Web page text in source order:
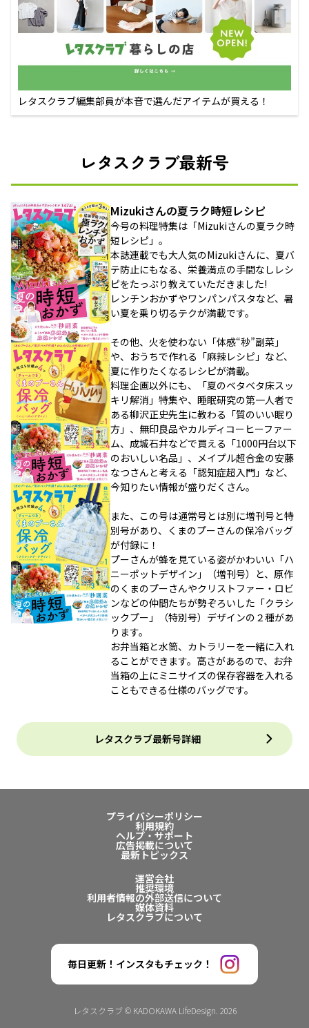
レタスクラブ編集部員が本音で選んだアイテムが買える！
レタスクラブ最新号
Mizukiさんの夏ラク時短レシピ
今号の料理特集は「Mizukiさんの夏ラク時
短レシピ」。
本誌連載でも大人気のMizukiさんに、夏バ
テ防止にもなる、栄養満点の手間なしレシ
ピをたっぷり教えていただきました!
レンチンおかずやワンパンパスタなど、暑
い夏を乗り切るテクが満載です。
その他、火を使わない「体感“秒”副菜」
や、おうちで作れる「麻辣レシピ」など、
夏に作りたくなるレシピが満載。
料理企画以外にも、「夏のベタベタ床スッ
キリ解消」特集や、睡眠研究の第一人者で
ある柳沢正史先生に教わる「質のいい眠り
方」、無印良品やカルディコーヒーファー
ム、成城石井などで買える「1000円台以下
のおいしい名品」、メイプル超合金の安藤
なつさんと考える「認知症超入門」など、
今知りたい情報が盛りだくさん。
また、この号は通常号とは別に増刊号と特
別号があり、くまのプーさんの保冷バッグ
が付録に！
プーさんが蜂を見ている姿がかわいい「ハ
ニーポットデザイン」（増刊号）と、原作
のくまのプーさんやクリストファー・ロビ
ンなどの仲間たちが勢ぞろいした「クラシ
ックプー」（特別号）デザインの２種があ
ります。
お弁当箱と水筒、カトラリーを一緒に入れ
ることができます。高さがあるので、お弁
当箱の上にミニサイズの保存容器を入れる
こともできる仕様のバッグです。
レタスクラブ最新号詳細
プライバシーポリシー
利用規約
ヘルプ・サポート
広告掲載について
最新トピックス
運営会社
推奨環境
利用者情報の外部送信について
媒体資料
レタスクラブについて
毎日更新！インスタもチェック！
レタスクラブ © KADOKAWA LifeDesign. 2026